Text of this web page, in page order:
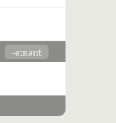
-eːʀənt